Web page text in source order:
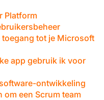
Platform
tot je Microsoft
app gebruik ik voor
ontwikkeling
om een Scrum team